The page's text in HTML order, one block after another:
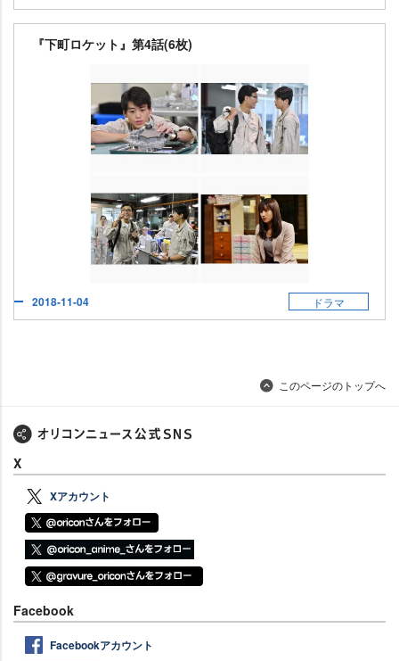
『下町ロケット』第4話(6枚)
2018-11-04 ドラマ
このページのトップへ
X
Xアカウント
Facebook
Facebookアカウント